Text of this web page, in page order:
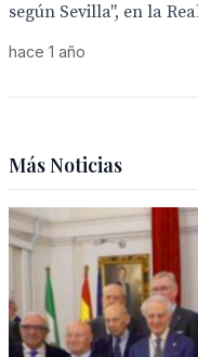
según Sevilla", en la
hace 1 año
Más Noticias